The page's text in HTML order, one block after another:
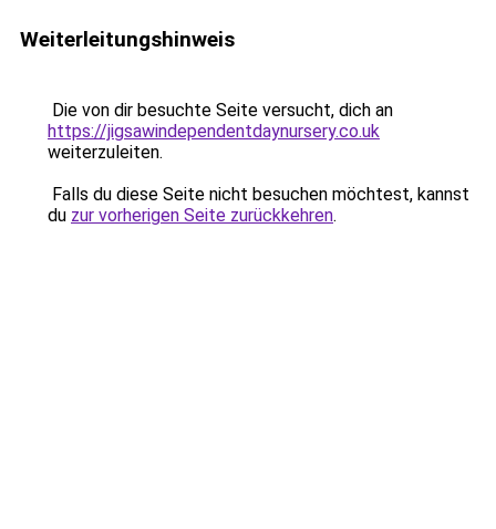
Weiterleitungshinweis
Die von dir besuchte Seite versucht, dich an
https://jigsawindependentdaynursery.co.uk
weiterzuleiten.
Falls du diese Seite nicht besuchen möchtest, kannst
du zur vorherigen Seite zurückkehren.